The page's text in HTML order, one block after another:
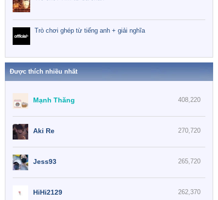
Trò chơi ghép từ tiếng anh + giải nghĩa
Được thích nhiều nhất
408,220
Mạnh Thăng
270,720
Aki Re
265,720
Jess93
262,370
HiHi2129